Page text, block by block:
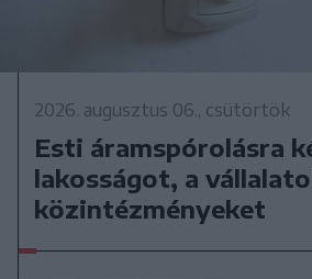
2026. augusztus 06., csütörtök
Esti áramspórolásra
lakosságot, a
közintézményeket